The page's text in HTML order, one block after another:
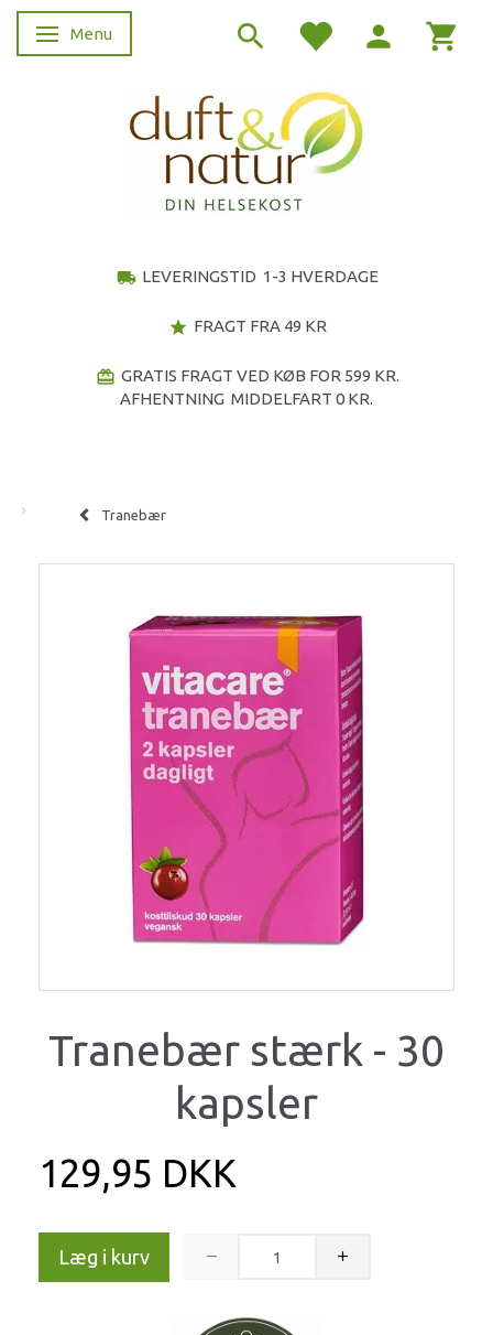
Skifte navigation
Menu
local_shipping LEVERINGSTID 1-3 HVERDAGE
star FRAGT FRA 49 KR
redeem GRATIS FRAGT VED KØB FOR 599 KR.
AFHENTNING MIDDELFART 0 KR.
Tranebær
Tranebær stærk - 30
kapsler
129,95 DKK
Læg i kurv